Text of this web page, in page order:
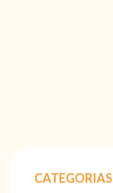
CATEGORIAS